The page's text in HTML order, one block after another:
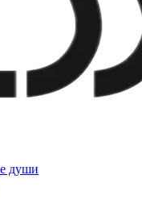
души